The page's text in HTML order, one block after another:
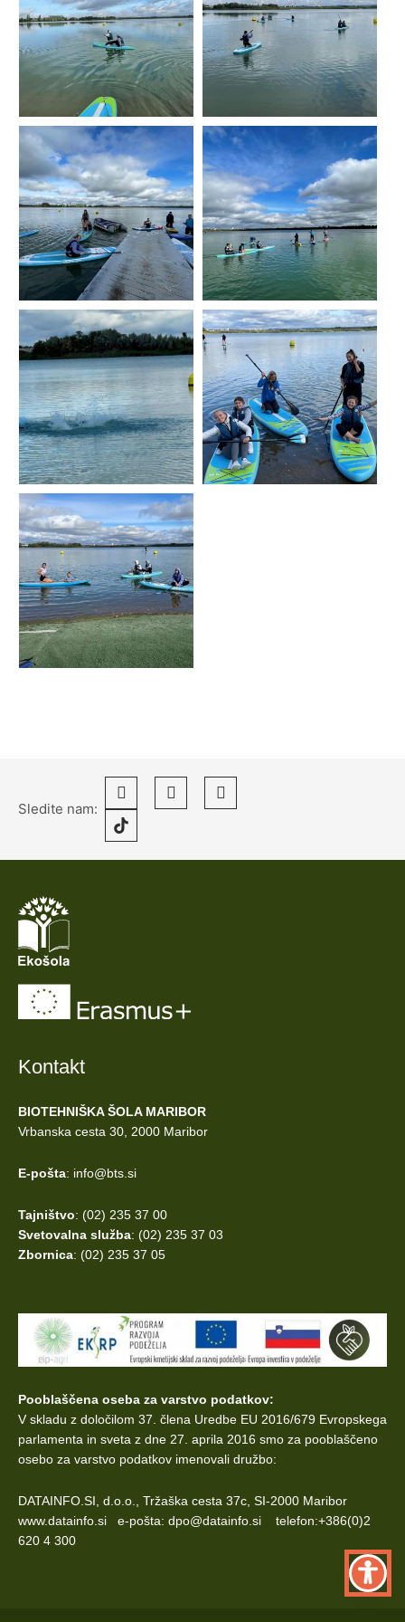
Sledite nam:
Kontakt
BIOTEHNIŠKA ŠOLA MARIBOR
Vrbanska cesta 30, 2000 Maribor
E-pošta: info@bts.si
Tajništvo: (02) 235 37 00
Svetovalna služba: (02) 235 37 03
Zbornica: (02) 235 37 05
Pooblaščena oseba za varstvo podatkov:
V skladu z določilom 37. člena Uredbe EU 2016/679 Evropskega
parlamenta in sveta z dne 27. aprila 2016 smo za pooblaščeno
osebo za varstvo podatkov imenovali družbo:
DATAINFO.SI, d.o.o., Tržaška cesta 37c, SI-2000 Maribor
www.datainfo.si e-pošta: dpo@datainfo.si telefon:+386(0)2
620 4 300